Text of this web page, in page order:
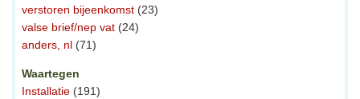
verstoren bijeenkomst (23)
valse brief/nep vat (24)
anders, nl (71)
Waartegen
Installatie (191)